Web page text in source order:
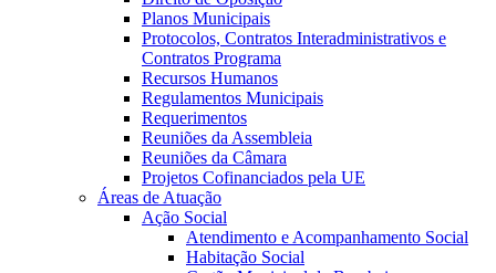
Planos Municipais
Protocolos, Contratos Interadministrativos e
Contratos Programa
Recursos Humanos
Regulamentos Municipais
Requerimentos
Reuniões da Assembleia
Reuniões da Câmara
Projetos Cofinanciados pela UE
Áreas de Atuação
Ação Social
Atendimento e Acompanhamento Social
Habitação Social